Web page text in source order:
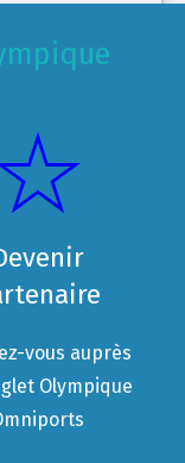
vous auprès
Olympique